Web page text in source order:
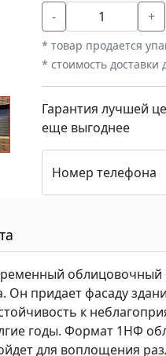
- +
* товар продается
* стоимость
Гарантия лучшей
еще выгоднее
Номер телефона
облицовочный
придает фасаду
к
годы. Формат 1НФ
для воплощения